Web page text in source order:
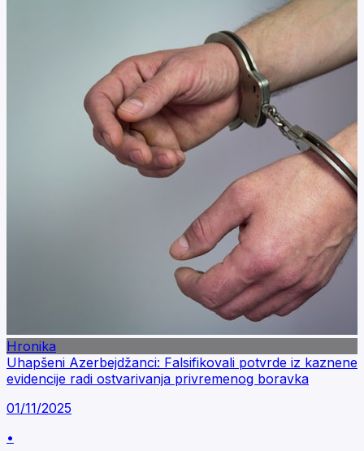
Hronika
Uhapšeni Azerbejdžanci: Falsifikovali potvrde iz kaznene
evidencije radi ostvarivanja privremenog boravka
01/11/2025
•